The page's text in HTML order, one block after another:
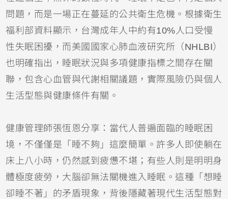
問題，而是一場正在蔓延的公共衛生危機。根據衛生
福利部資料顯示，台灣成年人中約有10%人口受慢
性失眠困擾，而美國國家心肺血液研究所（NHLBI）
也明確指出，睡眠狀況與多項健康指標之間存在關
聯，包含心血管與代謝相關議題，實際風險仍與個人
生活型態與健康條件有關。
健康管理師張恆恩分享：當代人普遍面臨的睡眠困
境，不僅僅是「睡不夠」這麼簡單。許多人即使躺在
床上八小時，仍然感到疲憊不堪；有些人則是明明身
體極度疲勞，大腦卻無法關機進入睡眠。這種「想睡
卻睡不著」的矛盾現象，背後隱藏著現代生活型態對